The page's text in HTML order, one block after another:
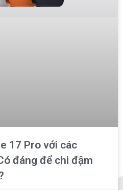
17 Pro với các
đáng để chi đậm